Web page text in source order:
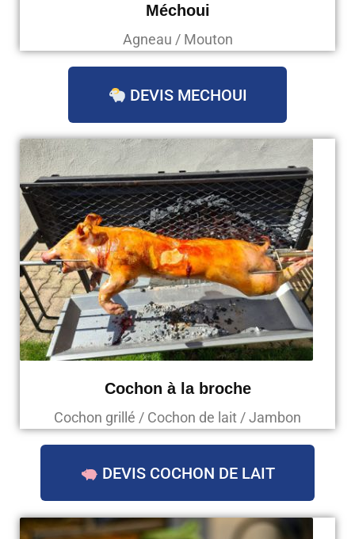
Méchoui
Agneau / Mouton
DEVIS MECHOUI
Cochon à la broche
Cochon grillé / Cochon de lait / Jambon
DEVIS COCHON DE LAIT